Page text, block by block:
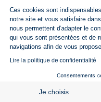
Ces cookies sont
notre site et vous satisfaire
nous permettent d'adapter le
qui vous sont présentées et de
navigations afin de vous
Lire la politique de confidentialité
Consentements
Je choisis
pour